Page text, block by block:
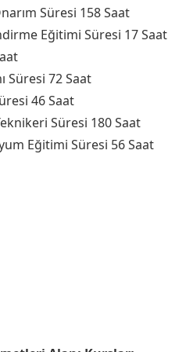
Süresi 158 Saat
Eğitimi Süresi 17 Saat
Süresi 72 Saat
46 Saat
Süresi 180 Saat
Eğitimi Süresi 56 Saat